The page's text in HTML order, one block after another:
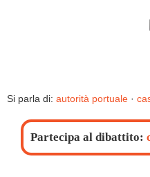
Si parla di: autorità portuale ·
Partecipa al dibattito: